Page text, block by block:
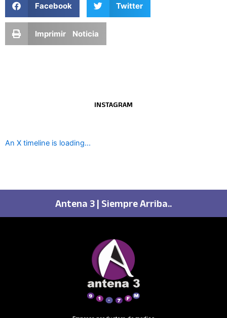
Facebook Twitter
Imprimir Noticia
INSTAGRAM
An X timeline is loading...
Antena 3 | Siempre Arriba..